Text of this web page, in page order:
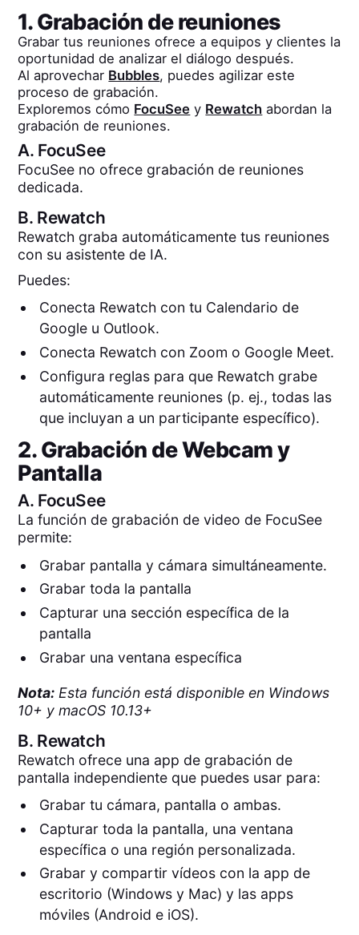
1. Grabación de reuniones
Grabar tus reuniones ofrece a equipos y clientes la
oportunidad de analizar el diálogo después.
Al aprovechar Bubbles, puedes agilizar este
proceso de grabación.
Exploremos cómo FocuSee y Rewatch abordan la
grabación de reuniones.
A. FocuSee
FocuSee no ofrece grabación de reuniones
dedicada.
B. Rewatch
Rewatch graba automáticamente tus reuniones
con su asistente de IA.
Puedes:
Conecta Rewatch con tu Calendario de
Google u Outlook.
Conecta Rewatch con Zoom o Google Meet.
Configura reglas para que Rewatch grabe
automáticamente reuniones (p. ej., todas las
que incluyan a un participante específico).
2. Grabación de Webcam y
Pantalla
A. FocuSee
La función de grabación de video de FocuSee
permite:
Grabar pantalla y cámara simultáneamente.
Grabar toda la pantalla
Capturar una sección específica de la
pantalla
Grabar una ventana específica
Nota: Esta función está disponible en Windows
10+ y macOS 10.13+
B. Rewatch
Rewatch ofrece una app de grabación de
pantalla independiente que puedes usar para:
Grabar tu cámara, pantalla o ambas.
Capturar toda la pantalla, una ventana
específica o una región personalizada.
Grabar y compartir vídeos con la app de
escritorio (Windows y Mac) y las apps
móviles (Android e iOS).